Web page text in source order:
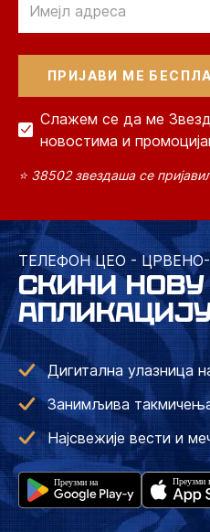
Слажем се да ме
новостима и
⭐ 38502 звездаша се
ТЕЛЕФОН ЦЕО -
СКИНИ НОВУ
Дигитална улазница
Занимљива
Најсвежије вести и